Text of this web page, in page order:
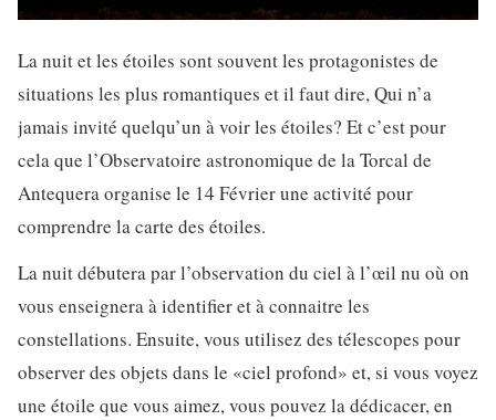
La nuit et les étoiles sont souvent les protagonistes de
situations les plus romantiques et il faut dire, Qui n’a
jamais invité quelqu’un à voir les étoiles? Et c’est pour
cela que l’Observatoire astronomique de la Torcal de
Antequera organise le 14 Février une activité pour
comprendre la carte des étoiles.
La nuit débutera par l’observation du ciel à l’œil nu où on
vous enseignera à identifier et à connaitre les
constellations. Ensuite, vous utilisez des télescopes pour
observer des objets dans le «ciel profond» et, si vous voyez
une étoile que vous aimez, vous pouvez la dédicacer, en